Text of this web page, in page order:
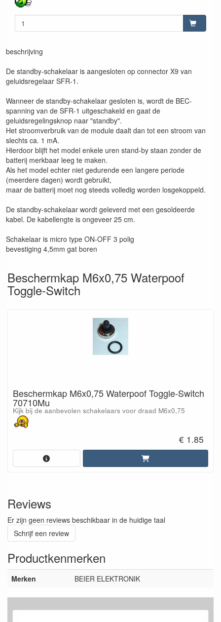
beschrijving
De standby-schakelaar is aangesloten op connector X9 van
geluidsregelaar SFR-1.
Wanneer de standby-schakelaar gesloten is, wordt de BEC-
spanning van de SFR-1 uitgeschakeld en gaat de
geluidsregelingsknop naar "standby".
Het stroomverbruik van de module daalt dan tot een stroom van
slechts ca. 1 mA.
Hierdoor blijft het model enkele uren stand-by staan zonder de
batterij merkbaar leeg te maken.
Als het model echter niet gedurende een langere periode
(meerdere dagen) wordt gebruikt,
maar de batterij moet nog steeds volledig worden losgekoppeld.
De standby-schakelaar wordt geleverd met een gesoldeerde
kabel. De kabellengte is ongeveer 25 cm.
Schakelaar is micro type ON-OFF 3 polig
bevestiging 4,5mm gat boren
Beschermkap M6x0,75 Waterpoof
Toggle-Switch
Beschermkap M6x0,75 Waterpoof Toggle-Switch
70710Mu
Kijk bij de aanbevolen schakelaars voor draad M6x0,75
€ 1.85
Reviews
Er zijn geen reviews beschikbaar in de huidige taal
Schrijf een review
Productkenmerken
Merken BEIER ELEKTRONIK